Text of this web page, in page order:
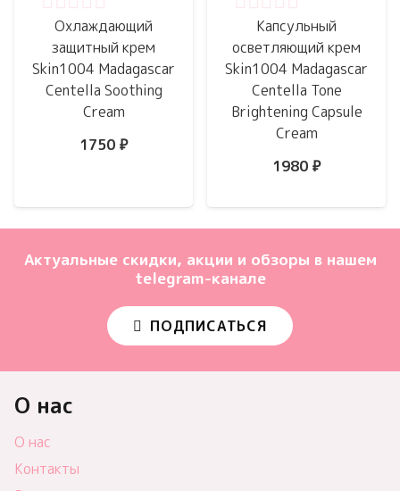
Охлаждающий
защитный крем
Skin1004 Madagascar
Centella Soothing
Cream
1750 ₽
Капсульный
осветляющий крем
Skin1004 Madagascar
Centella Tone
Brightening Capsule
Cream
1980 ₽
Актуальные скидки, акции и обзоры в нашем
telegram-канале
ПОДПИСАТЬСЯ
О нас
О нас
Контакты